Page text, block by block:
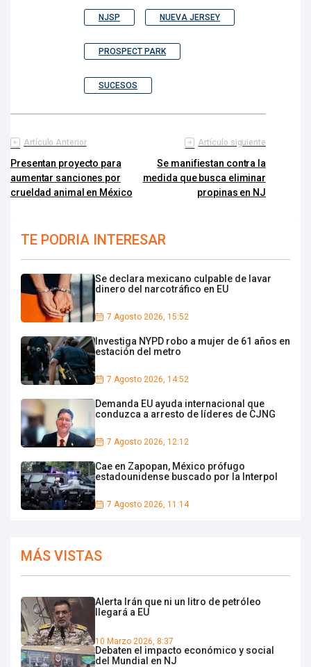
NJSP NUEVA JERSEY
PROSPECT PARK
SUCESOS
Artículo Anterior
Presentan proyecto para
aumentar sanciones por
crueldad animal en México
Artículo siguiente
Se manifiestan contra la
medida que busca eliminar
propinas en NJ
TE PODRIA INTERESAR
Se declara mexicano culpable de lavar
dinero del narcotráfico en EU
7 Agosto 2026, 15:52
Investiga NYPD robo a mujer de 61 años en
estación del metro
7 Agosto 2026, 14:52
Demanda EU ayuda internacional que
conduzca a arresto de líderes de CJNG
7 Agosto 2026, 12:12
Cae en Zapopan, México prófugo
estadounidense buscado por la Interpol
7 Agosto 2026, 11:14
MÁS VISTAS
Alerta Irán que ni un litro de petróleo
llegará a EU
10 Marzo 2026, 8:37
Debaten el impacto económico y social
del Mundial en NJ